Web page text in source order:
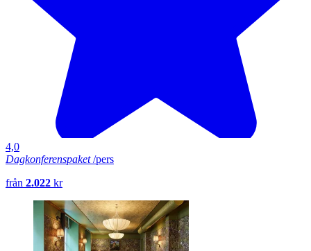
4,0
Dagkonferenspaket/pers
från 2.022 kr